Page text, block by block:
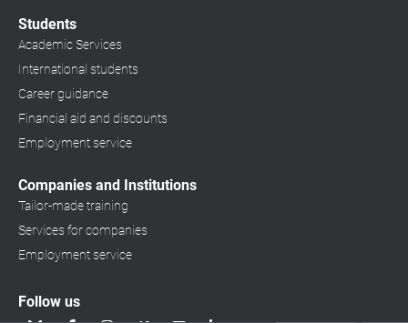
Students
Academic Services
International students
Career guidance
Financial aid and discounts
Employment service
Companies and Institutions
Tailor-made training
Services for companies
Employment service
Follow us